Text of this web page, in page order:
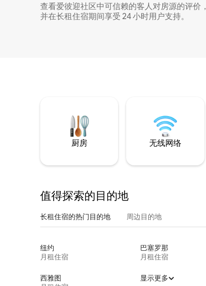
查看爱彼迎社区中可信赖的客人对房源的评价，
并在长租住宿期间享受 24 小时用户支持。
厨房 无线网络
值得探索的目的地
长租住宿的热门目的地 周边目的地
纽约
月租住宿
巴塞罗那
月租住宿
西雅图
显示更多